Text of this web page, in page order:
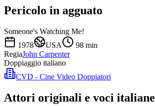
Pericolo in agguato
Someone's Watching Me!
1978
USA 98 min
RegiaJohn Carpenter
Doppiaggio italiano
CVD - Cine Video Doppiatori
Attori originali e voci italiane